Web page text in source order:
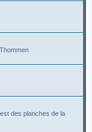
des planches de la